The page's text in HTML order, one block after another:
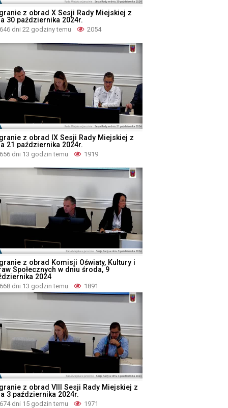
z obrad X Sesji Rady Miejskiej z
30 października 2024r.
646 dni 22 godziny temu 2054
z obrad IX Sesji Rady Miejskiej z
21 października 2024r.
656 dni 13 godzin temu 1919
z obrad Komisji Oświaty, Kultury i
Społecznych w dniu środa, 9
2024
668 dni 13 godzin temu 1891
z obrad VIII Sesji Rady Miejskiej z
3 października 2024r.
674 dni 15 godzin temu 1971